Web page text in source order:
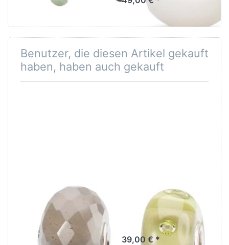
Benutzer, die diesen Artikel gekauft
haben, haben auch gekauft
Trollbeads
Grauer
Mondstein
TSTBE-20032
Wiese der
Freude
TGLBE10474
39,00 € *